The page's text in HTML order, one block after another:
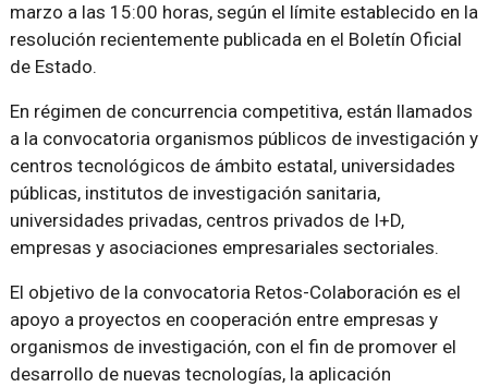
marzo a las 15:00 horas, según el límite establecido en la
resolución recientemente publicada en el Boletín Oficial
de Estado.
En régimen de concurrencia competitiva, están llamados
a la convocatoria organismos públicos de investigación y
centros tecnológicos de ámbito estatal, universidades
públicas, institutos de investigación sanitaria,
universidades privadas, centros privados de I+D,
empresas y asociaciones empresariales sectoriales.
El objetivo de la convocatoria Retos-Colaboración es el
apoyo a proyectos en cooperación entre empresas y
organismos de investigación, con el fin de promover el
desarrollo de nuevas tecnologías, la aplicación